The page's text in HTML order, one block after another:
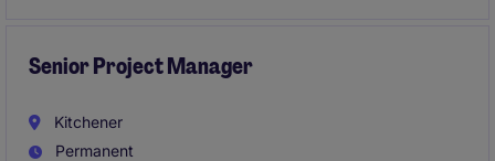
Senior Project Manager
Kitchener
Permanent